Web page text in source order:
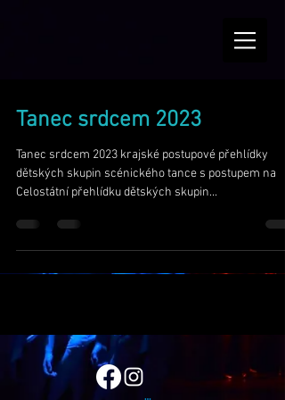
Tanec srdcem 2023
Tanec srdcem 2023 krajské postupové přehlídky
dětských skupin scénického tance s postupem na
Celostátní přehlídku dětských skupin...